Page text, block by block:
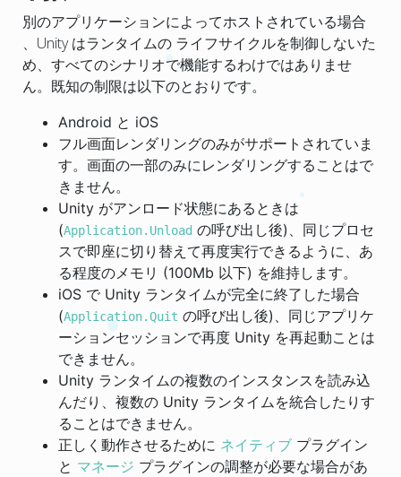
別のアプリケーションによってホストされている場合
、Unity はランタイムの ライフサイクルを制御しないた
め、すべてのシナリオで機能するわけではありませ
ん。既知の制限は以下のとおりです。
Android と iOS
フル画面レンダリングのみがサポートされていま
す。画面の一部のみにレンダリングすることはで
きません。
Unity がアンロード状態にあるときは
(Application.Unload の呼び出し後)、同じプロセ
スで即座に切り替えて再度実行できるように、あ
る程度のメモリ (100Mb 以下) を維持します。
iOS で Unity ランタイムが完全に終了した場合
(Application.Quit の呼び出し後)、同じアプリケ
ーションセッションで再度 Unity を再起動ことは
できません。
Unity ランタイムの複数のインスタンスを読み込
んだり、複数の Unity ランタイムを統合したりす
ることはできません。
正しく動作させるために ネイティブ プラグイン
と マネージ プラグインの調整が必要な場合があ